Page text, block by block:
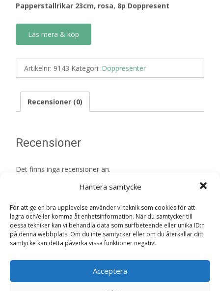
Hantera samtycke
För att ge en bra upplevelse använder vi teknik som cookies för att
lagra och/eller komma åt enhetsinformation. När du samtycker till
dessa tekniker kan vi behandla data som surfbeteende eller unika ID:n
på denna webbplats. Om du inte samtycker eller om du återkallar ditt
samtycke kan detta påverka vissa funktioner negativt.
Acceptera
Papperstallrikar 23cm, rosa, 8p Doppresent
Läs mera & köp
Artikelnr: 9143 Kategori: Doppresenter
Recensioner (0)
Recensioner
Det finns inga recensioner än.
Bli först med att recensera
”Papperstallrikar 23cm, rosa, 8p
Doppresent”
Din e-postadress kommer inte publiceras. Obligatoriska fält
är märkta *
Ditt betyg*